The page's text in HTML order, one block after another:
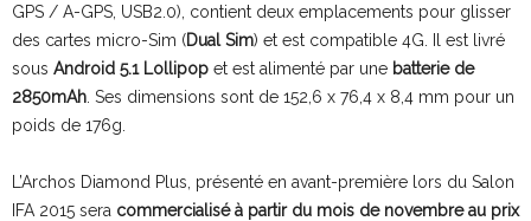
GPS / A-GPS, USB2.0), contient deux emplacements pour glisser
des cartes micro-Sim (Dual Sim) et est compatible 4G. Il est livré
sous Android 5.1 Lollipop et est alimenté par une batterie de
2850mAh . Ses dimensions sont de 152,6 x 76,4 x 8,4 mm pour un
poids de 176g.
L’Archos Diamond Plus, présenté en avant-première lors du Salon
IFA 2015 sera commercialisé à partir du mois de novembre au prix